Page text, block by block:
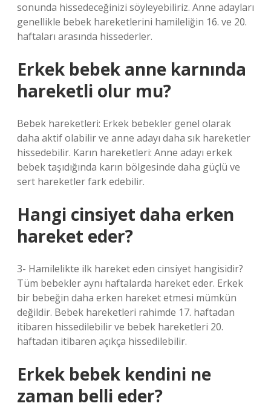
sonunda hissedeceğinizi söyleyebiliriz. Anne adayları
genellikle bebek hareketlerini hamileliğin 16. ve 20.
haftaları arasında hissederler.
Erkek bebek anne karnında
hareketli olur mu?
Bebek hareketleri: Erkek bebekler genel olarak
daha aktif olabilir ve anne adayı daha sık hareketler
hissedebilir. Karın hareketleri: Anne adayı erkek
bebek taşıdığında karın bölgesinde daha güçlü ve
sert hareketler fark edebilir.
Hangi cinsiyet daha erken
hareket eder?
3- Hamilelikte ilk hareket eden cinsiyet hangisidir?
Tüm bebekler aynı haftalarda hareket eder. Erkek
bir bebeğin daha erken hareket etmesi mümkün
değildir. Bebek hareketleri rahimde 17. haftadan
itibaren hissedilebilir ve bebek hareketleri 20.
haftadan itibaren açıkça hissedilebilir.
Erkek bebek kendini ne
zaman belli eder?